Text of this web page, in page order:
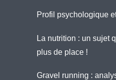
Profil psychologique
La nutrition : un sujet
plus de place !
Gravel running :